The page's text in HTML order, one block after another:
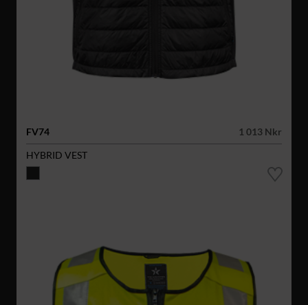
FV74
1 013 Nkr
HYBRID VEST